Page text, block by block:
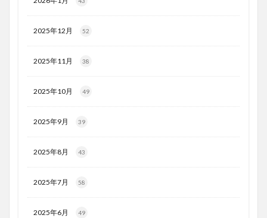
2025年12月 52
2025年11月 38
2025年10月 49
2025年9月 39
2025年8月 43
2025年7月 58
2025年6月 49